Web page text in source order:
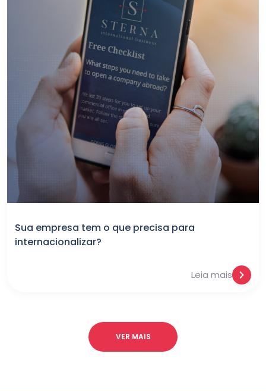
Sua empresa tem o que precisa para
internacionalizar?
Leia mais
VER MAIS